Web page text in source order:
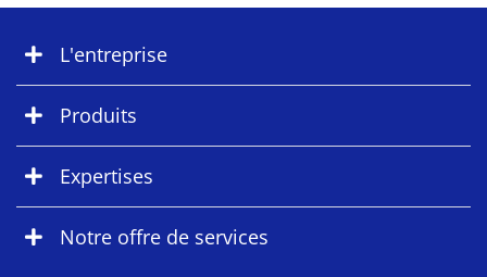
L'entreprise
Produits
Expertises
Notre offre de services